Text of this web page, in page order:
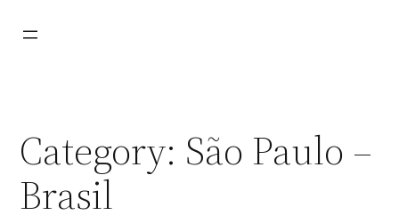
Category: São Paulo –
Brasil